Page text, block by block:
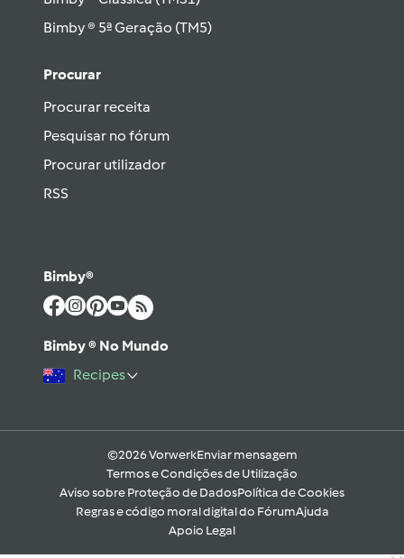
Bimby ® 5ª Geração (TM5)
Procurar
Procurar receita
Pesquisar no fórum
Procurar utilizador
RSS
Bimby®
Bimby ® No Mundo
Recipes
©2026 VorwerkEnviar mensagem
Termos e Condições de Utilização
Aviso sobre Proteção de DadosPolítica de Cookies
Regras e código moral digital do FórumAjuda
Apoio Legal